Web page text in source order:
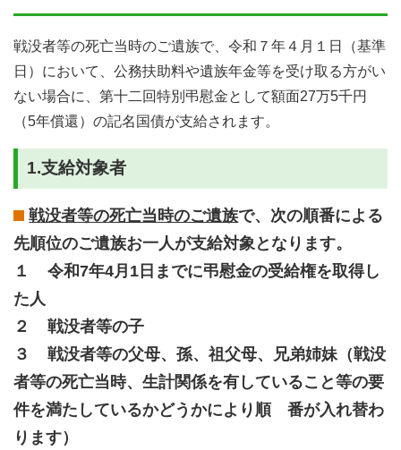
戦没者等の死亡当時のご遺族で、令和７年４月１日（基準
日）において、公務扶助料や遺族年金等を受け取る方がい
ない場合に、第十二回特別弔慰金として額面27万5千円
（5年償還）の記名国債が支給されます。
1.支給対象者
戦没者等の死亡当時のご遺族で、 次の順番による
先順位のご遺族お一人が支給対象となります。
１ 令和7年4月1日までに弔慰金の受給権を取得し
た人
２ 戦没者等の子
３ 戦没者等の父母、孫、祖父母、兄弟姉妹（戦没
者等の死亡当時、生計関係を有していること等の要
件を満たしているかどうかにより順 番が入れ替わ
ります）